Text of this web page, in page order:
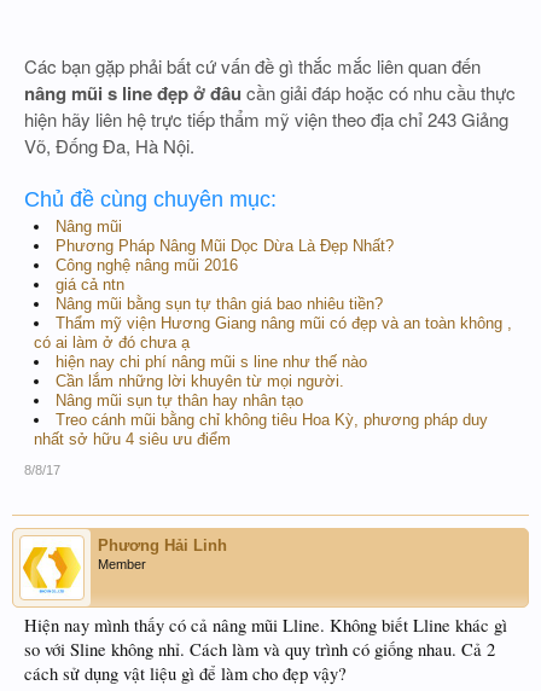
Các bạn gặp phải bất cứ vấn đề gì thắc mắc liên quan đến
nâng mũi s line đẹp ở đâu cần giải đáp hoặc có nhu cầu thực
hiện hãy liên hệ trực tiếp thẩm mỹ viện theo địa chỉ 243 Giảng
Võ, Đống Đa, Hà Nội.
Chủ đề cùng chuyên mục:
Nâng mũi
Phương Pháp Nâng Mũi Dọc Dừa Là Đẹp Nhất?
Công nghệ nâng mũi 2016
giá cả ntn
Nâng mũi bằng sụn tự thân giá bao nhiêu tiền?
Thẩm mỹ viện Hương Giang nâng mũi có đẹp và an toàn không ,
có ai làm ở đó chưa ạ
hiện nay chi phí nâng mũi s line như thế nào
Cần lắm những lời khuyên từ mọi người.
Nâng mũi sụn tự thân hay nhân tạo
Treo cánh mũi bằng chỉ không tiêu Hoa Kỳ, phương pháp duy
nhất sở hữu 4 siêu ưu điểm
8/8/17
Phương Hải Linh
Member
Hiện nay mình thấy có cả nâng mũi Lline. Không biết Lline khác gì
so với Sline không nhỉ. Cách làm và quy trình có giống nhau. Cả 2
cách sử dụng vật liệu gì để làm cho đẹp vậy?